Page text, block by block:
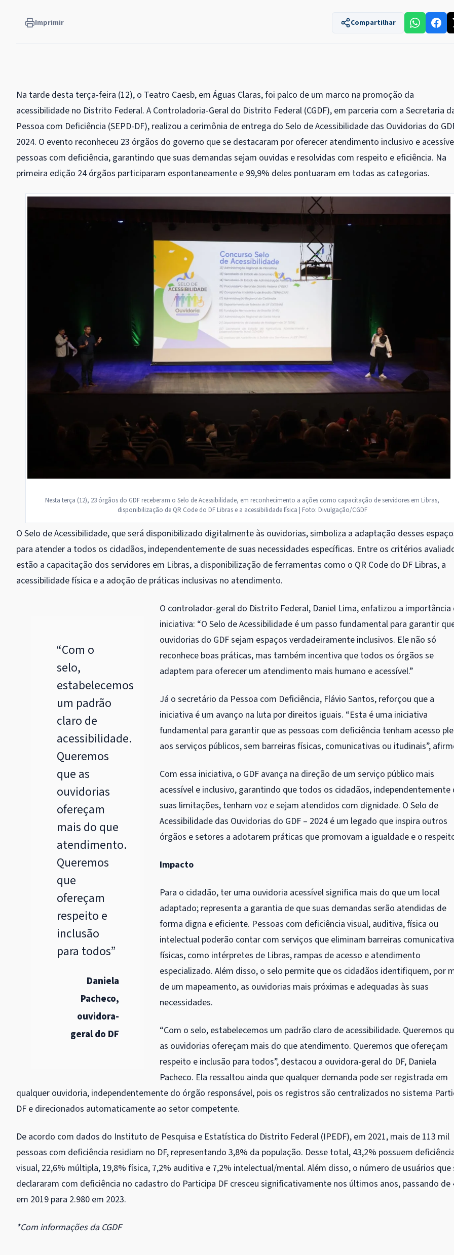
Imprimir Compartilhar
Na tarde desta terça-feira (12), o Teatro Caesb, em Águas Claras, foi palco de um marco na promoção da
acessibilidade no Distrito Federal. A Controladoria-Geral do Distrito Federal (CGDF), em parceria com a Secretaria
Pessoa com Deficiência (SEPD-DF), realizou a cerimônia de entrega do Selo de Acessibilidade das Ouvidorias do
2024. O evento reconheceu 23 órgãos do governo que se destacaram por oferecer atendimento inclusivo e
pessoas com deficiência, garantindo que suas demandas sejam ouvidas e resolvidas com respeito e eficiência. Na
primeira edição 24 órgãos participaram espontaneamente e 99,9% deles pontuaram em todas as categorias.
Nesta terça (12), 23 órgãos do GDF receberam o Selo de Acessibilidade, em reconhecimento a ações como capacitação de servidores em Libras,
disponibilização de QR Code do DF Libras e a acessibilidade física | Foto: Divulgação/CGDF
O Selo de Acessibilidade, que será disponibilizado digitalmente às ouvidorias, simboliza a adaptação desses
para atender a todos os cidadãos, independentemente de suas necessidades específicas. Entre os critérios
estão a capacitação dos servidores em Libras, a disponibilização de ferramentas como o QR Code do DF Libras, a
acessibilidade física e a adoção de práticas inclusivas no atendimento.
“Com o
selo,
estabelecemos
um padrão
claro de
acessibilidade.
Queremos
que as
ouvidorias
ofereçam
mais do que
atendimento.
Queremos
que
ofereçam
respeito e
inclusão
para todos”
Daniela
Pacheco,
ouvidora-
geral do DF
O controlador-geral do Distrito Federal, Daniel Lima, enfatizou a importância
iniciativa: “O Selo de Acessibilidade é um passo fundamental para garantir
ouvidorias do GDF sejam espaços verdadeiramente inclusivos. Ele não só
reconhece boas práticas, mas também incentiva que todos os órgãos se
adaptem para oferecer um atendimento mais humano e acessível.”
Já o secretário da Pessoa com Deficiência, Flávio Santos, reforçou que a
iniciativa é um avanço na luta por direitos iguais. “Esta é uma iniciativa
fundamental para garantir que as pessoas com deficiência tenham acesso
aos serviços públicos, sem barreiras físicas, comunicativas ou itudinais”,
Com essa iniciativa, o GDF avança na direção de um serviço público mais
acessível e inclusivo, garantindo que todos os cidadãos, independentemente
suas limitações, tenham voz e sejam atendidos com dignidade. O Selo de
Acessibilidade das Ouvidorias do GDF – 2024 é um legado que inspira outros
órgãos e setores a adotarem práticas que promovam a igualdade e o
Impacto
Para o cidadão, ter uma ouvidoria acessível significa mais do que um local
adaptado; representa a garantia de que suas demandas serão atendidas de
forma digna e eficiente. Pessoas com deficiência visual, auditiva, física ou
intelectual poderão contar com serviços que eliminam barreiras
físicas, como intérpretes de Libras, rampas de acesso e atendimento
especializado. Além disso, o selo permite que os cidadãos identifiquem, por
de um mapeamento, as ouvidorias mais próximas e adequadas às suas
necessidades.
“Com o selo, estabelecemos um padrão claro de acessibilidade. Queremos
as ouvidorias ofereçam mais do que atendimento. Queremos que ofereçam
respeito e inclusão para todos”, destacou a ouvidora-geral do DF, Daniela
Pacheco. Ela ressaltou ainda que qualquer demanda pode ser registrada em
qualquer ouvidoria, independentemente do órgão responsável, pois os registros são centralizados no sistema
DF e direcionados automaticamente ao setor competente.
De acordo com dados do Instituto de Pesquisa e Estatística do Distrito Federal (IPEDF), em 2021, mais de 113 mil
pessoas com deficiência residiam no DF, representando 3,8% da população. Desse total, 43,2% possuem
visual, 22,6% múltipla, 19,8% física, 7,2% auditiva e 7,2% intelectual/mental. Além disso, o número de usuários que
declararam com deficiência no cadastro do Participa DF cresceu significativamente nos últimos anos, passando de
em 2019 para 2.980 em 2023.
*Com informações da CGDF